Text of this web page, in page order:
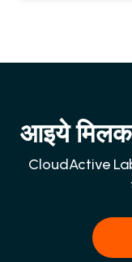
आइये
CloudActive